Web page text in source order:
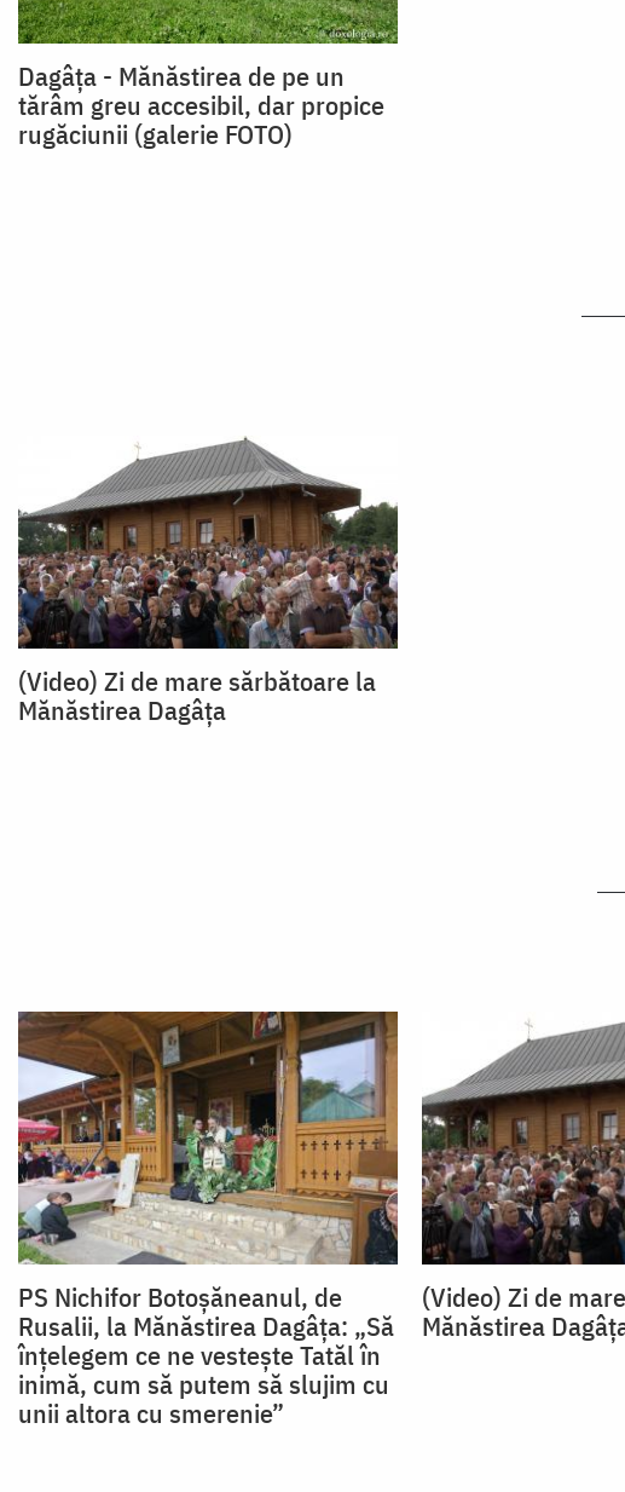
Dagâța - Mănăstirea de pe un
tărâm greu accesibil, dar propice
rugăciunii (galerie FOTO)
(Video) Zi de mare sărbătoare la
Mănăstirea Dagâța
PS Nichifor Botoșăneanul, de
Rusalii, la Mănăstirea Dagâța: „Să
înțelegem ce ne vestește Tatăl în
inimă, cum să putem să slujim cu
unii altora cu smerenie”
(Video) Zi de
Mănăstirea